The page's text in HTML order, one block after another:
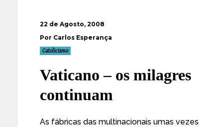
22 de Agosto, 2008
Por Carlos Esperança
Catolicismo
Vaticano – os milagres
continuam
As fábricas das multinacionais umas vezes